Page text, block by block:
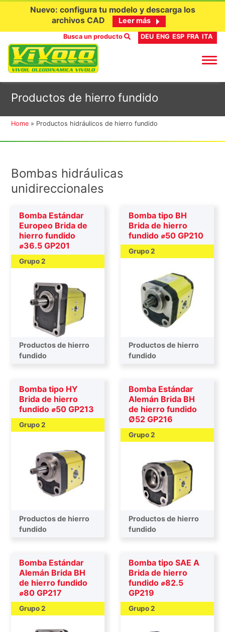
Nuevo: configura tu modelo y descarga los
archivos CAD
Leer más
Busca un producto DEU ENG ESP FRA ITA
Productos de hierro fundido
Home » Productos hidráulicos de hierro fundido
Bombas hidráulicas
unidireccionales
Bomba Estándar
Europeo Brida de
hierro fundido
⌀36.5 GP201
Grupo 2
Productos de hierro
fundido
Bomba tipo BH
Brida de hierro
fundido ⌀50 GP210
Grupo 2
Productos de hierro
fundido
Bomba tipo HY
Brida de hierro
fundido ⌀50 GP213
Grupo 2
Productos de hierro
fundido
Bomba Estándar
Alemán Brida BH
de hierro fundido
Ø52 GP216
Grupo 2
Productos de hierro
fundido
Bomba Estándar
Alemán Brida BH
de hierro fundido
⌀80 GP217
Grupo 2
Bomba tipo SAE A
Brida de hierro
fundido ⌀82.5
GP219
Grupo 2